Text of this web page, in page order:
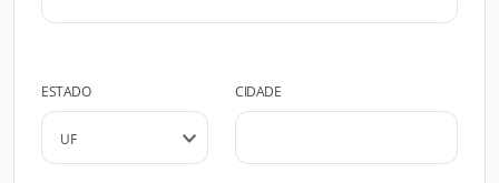
ESTADO CIDADE